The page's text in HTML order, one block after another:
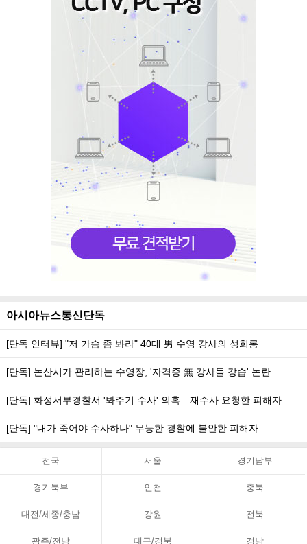
아시아뉴스통신단독
[단독 인터뷰] "저 가슴 좀 봐라" 40대 男 수영 강사의 성희롱
[단독] 논산시가 관리하는 수영장, '자격증 無 강사들 강습' 논란
[단독] 화성서부경찰서 '봐주기 수사' 의혹…재수사 요청한 피해자
[단독] "내가 죽어야 수사하나" 무능한 경찰에 불안한 피해자
전국 서울 경기남부
경기북부 인천 충북
대전/세종/충남 강원 전북
광주/전남 대구/경북 경남